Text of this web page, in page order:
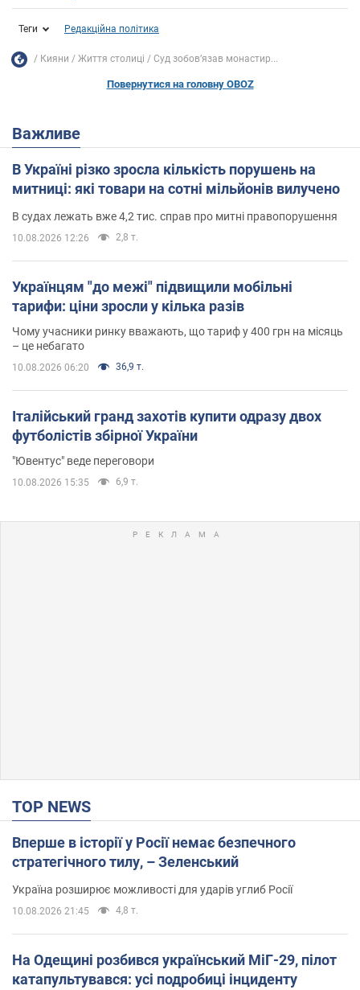
Теги Редакційна політика
Кияни Життя столиці Суд зобов’язав монастир...
Повернутися на головну OBOZ
Важливе
В Україні різко зросла кількість порушень на
митниці: які товари на сотні мільйонів вилучено
В судах лежать вже 4,2 тис. справ про митні правопорушення
10.08.2026 12:26 2,8 т.
Українцям "до межі" підвищили мобільні
тарифи: ціни зросли у кілька разів
Чому учасники ринку вважають, що тариф у 400 грн на місяць
– це небагато
10.08.2026 06:20 36,9 т.
Італійський гранд захотів купити одразу двох
футболістів збірної України
"Ювентус" веде переговори
10.08.2026 15:35 6,9 т.
TOP NEWS
Вперше в історії у Росії немає безпечного
стратегічного тилу, – Зеленський
Україна розширює можливості для ударів углиб Росії
10.08.2026 21:45 4,8 т.
На Одещині розбився український МіГ-29, пілот
катапультувався: усі подробиці інциденту